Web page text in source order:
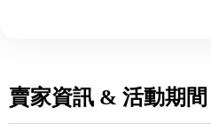
賣家資訊 & 活動期間